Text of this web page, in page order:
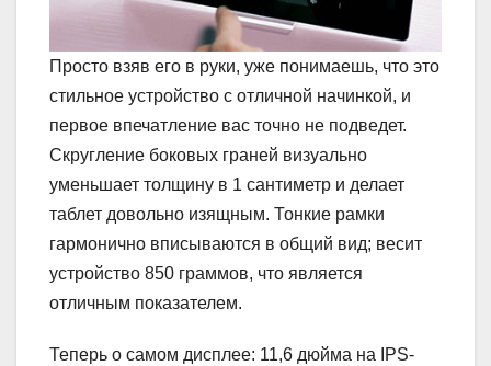
Просто взяв его в руки, уже понимаешь, что это
стильное устройство с отличной начинкой, и
первое впечатление вас точно не подведет.
Скругление боковых граней визуально
уменьшает толщину в 1 сантиметр и делает
таблет довольно изящным. Тонкие рамки
гармонично вписываются в общий вид; весит
устройство 850 граммов, что является
отличным показателем.
Теперь о самом дисплее: 11,6 дюйма на IPS-